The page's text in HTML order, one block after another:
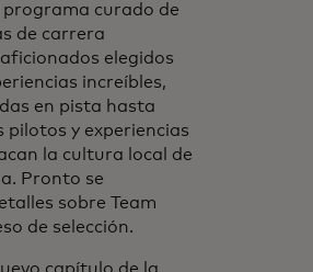
programa curado de
de carrera
elegidos
increíbles,
en pista hasta
pilotos y experiencias
la cultura local de
Pronto se
sobre Team
de selección.